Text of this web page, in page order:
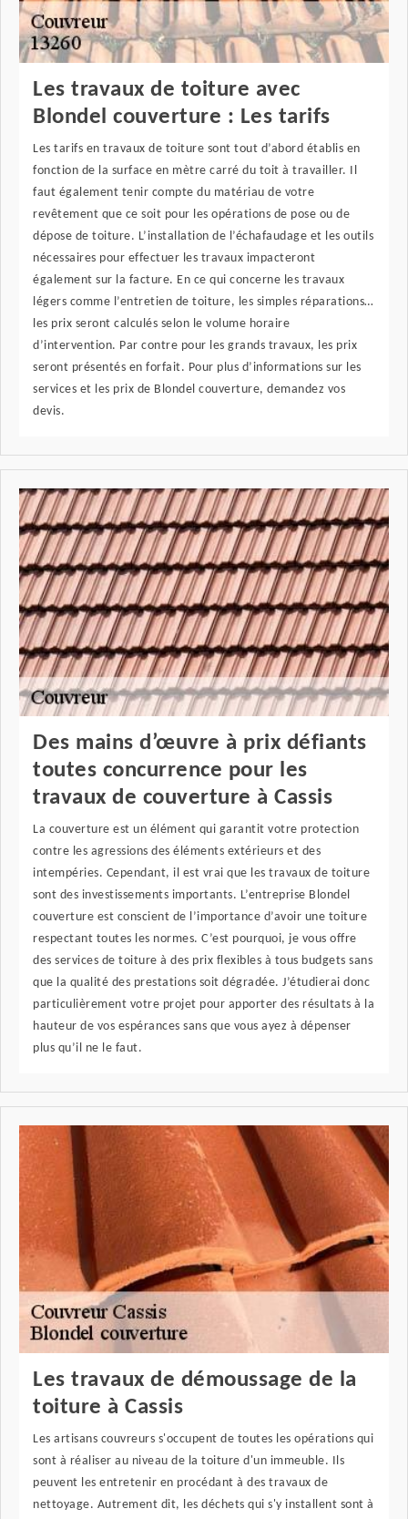
Les travaux de toiture avec
Blondel couverture : Les tarifs
Les tarifs en travaux de toiture sont tout d’abord établis en
fonction de la surface en mètre carré du toit à travailler. Il
faut également tenir compte du matériau de votre
revêtement que ce soit pour les opérations de pose ou de
dépose de toiture. L’installation de l’échafaudage et les outils
nécessaires pour effectuer les travaux impacteront
également sur la facture. En ce qui concerne les travaux
légers comme l’entretien de toiture, les simples réparations…
les prix seront calculés selon le volume horaire
d’intervention. Par contre pour les grands travaux, les prix
seront présentés en forfait. Pour plus d’informations sur les
services et les prix de Blondel couverture, demandez vos
devis.
Des mains d’œuvre à prix défiants
toutes concurrence pour les
travaux de couverture à Cassis
La couverture est un élément qui garantit votre protection
contre les agressions des éléments extérieurs et des
intempéries. Cependant, il est vrai que les travaux de toiture
sont des investissements importants. L’entreprise Blondel
couverture est conscient de l’importance d’avoir une toiture
respectant toutes les normes. C’est pourquoi, je vous offre
des services de toiture à des prix flexibles à tous budgets sans
que la qualité des prestations soit dégradée. J’étudierai donc
particulièrement votre projet pour apporter des résultats à la
hauteur de vos espérances sans que vous ayez à dépenser
plus qu’il ne le faut.
Les travaux de démoussage de la
toiture à Cassis
Les artisans couvreurs s'occupent de toutes les opérations qui
sont à réaliser au niveau de la toiture d'un immeuble. Ils
peuvent les entretenir en procédant à des travaux de
nettoyage. Autrement dit, les déchets qui s'y installent sont à